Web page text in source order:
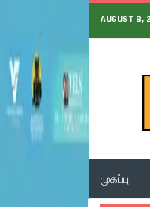
AUGUST 8,
முகப்பு